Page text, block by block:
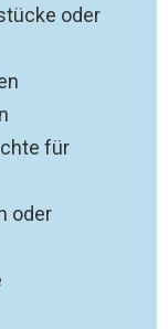
oder
für
oder